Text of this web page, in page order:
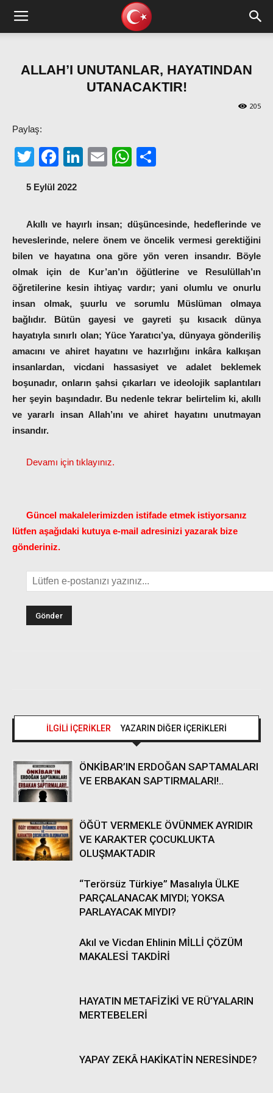
ALLAH’I UNUTANLAR, HAYATINDAN
UTANACAKTIR!
205
Paylaş:
TwitterFacebook
LinkedIn
EmailWhatsApp
5 Eylül 2022
Akıllı ve hayırlı insan; düşüncesinde, hedeflerinde ve
heveslerinde, nelere önem ve öncelik vermesi gerektiğini
bilen ve hayatına ona göre yön veren insandır. Böyle
olmak için de Kur’an’ın öğütlerine ve Resulüllah’ın
öğretilerine kesin ihtiyaç vardır; yani olumlu ve onurlu
insan olmak, şuurlu ve sorumlu Müslüman olmaya
bağlıdır. Bütün gayesi ve gayreti şu kısacık dünya
hayatıyla sınırlı olan; Yüce Yaratıcı’ya, dünyaya gönderiliş
amacını ve ahiret hayatını ve hazırlığını inkâra kalkışan
insanlardan, vicdani hassasiyet ve adalet beklemek
boşunadır, onların şahsi çıkarları ve ideolojik saplantıları
her şeyin başındadır. Bu nedenle tekrar belirtelim ki, akıllı
ve yararlı insan Allah’ını ve ahiret hayatını unutmayan
insandır.
Devamı için tıklayınız.
Güncel makalelerimizden istifade etmek istiyorsanız
lütfen aşağıdaki kutuya e-mail adresinizi yazarak bize
gönderiniz.
İLGİLİ İÇERİKLER YAZARIN DİĞER İÇERİKLERİ
ÖNKİBAR’IN ERDOĞAN SAPTAMALARI
VE ERBAKAN SAPTIRMALARI!..
ÖĞÜT VERMEKLE ÖVÜNMEK AYRIDIR
VE KARAKTER ÇOCUKLUKTA
OLUŞMAKTADIR
“Terörsüz Türkiye” Masalıyla ÜLKE
PARÇALANACAK MIYDI; YOKSA
PARLAYACAK MIYDI?
Akıl ve Vicdan Ehlinin MİLLİ ÇÖZÜM
MAKALESİ TAKDİRİ
HAYATIN METAFİZİKİ VE RÜ’YALARIN
MERTEBELERİ
YAPAY ZEKÂ HAKİKATİN NERESİNDE?